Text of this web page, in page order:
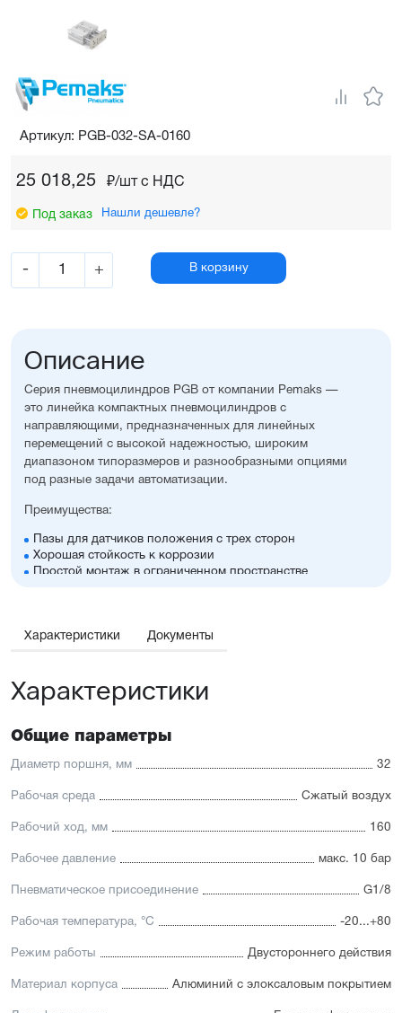
25 018,25 ₽/шт c НДС
Под заказ Нашли дешевле?
- + В корзину
Артикул: PGB-032-SA-0160
Описание
Серия пневмоцилиндров PGB от компании Pemaks —
это линейка компактных пневмоцилиндров с
направляющими, предназначенных для линейных
перемещений с высокой надежностью, широким
диапазоном типоразмеров и разнообразными опциями
под разные задачи автоматизации.
Преимущества:
Пазы для датчиков положения с трех сторон
Хорошая стойкость к коррозии
Простой монтаж в ограниченном пространстве
Взаимозаменяемость с подобными цилиндрами других
направляющая изготовлены из высококачественной
нержавеющей стали, устойчивой к коррозии. Для
применяется хромированная сталь
замены на уплотнения с расширенным температурным
Характеристики Документы
Характеристики
Общие параметры
Диаметр поршня, мм 32
Рабочая среда Сжатый воздух
Рабочий ход, мм 160
Рабочее давление макс. 10 бар
Пневматическое присоединение G1/8
Рабочая температура, °C -20...+80
Режим работы Двустороннего действия
Материал корпуса Алюминий с элоксаловым покрытием